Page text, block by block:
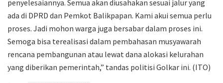
penyelesaiannya. Semua akan diusahakan sesuai jalur yang
ada di DPRD dan Pemkot Balikpapan. Kami akui semua perlu
proses. Jadi mohon warga juga bersabar dalam proses ini.
Semoga bisa terealisasi dalam pembahasan musyawarah
rencana pembangunan atau lewat dana alokasi kelurahan
yang diberikan pemerintah,” tandas politisi Golkar ini. (ITO)